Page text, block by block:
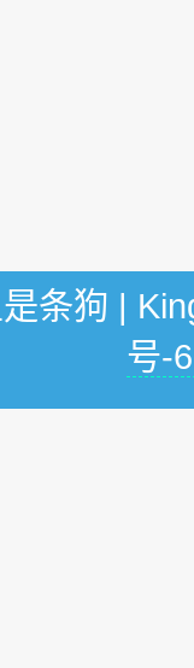
条狗 |
号-